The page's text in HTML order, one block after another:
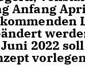
Anfang
2022